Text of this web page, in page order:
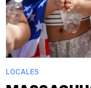
LOCALES